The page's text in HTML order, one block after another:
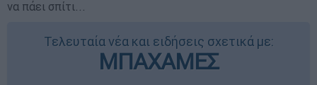
να πάει σπίτι...
Τελευταία νέα και ειδήσεις σχετικά με:
ΜΠΑΧΑΜΕΣ